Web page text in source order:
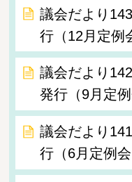
議会だより
行（12月定例
議会だより
発行（9月定例
議会だより
行（6月定例会